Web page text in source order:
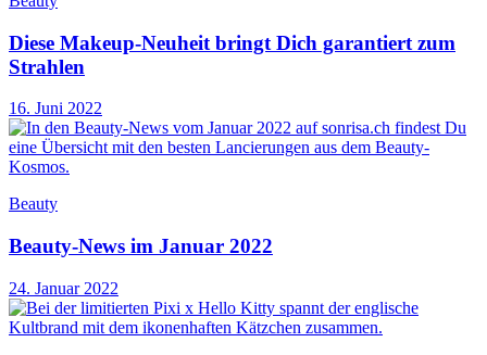
Diese Makeup-Neuheit bringt Dich garantiert zum
Strahlen
16. Juni 2022
Beauty
Beauty-News im Januar 2022
24. Januar 2022